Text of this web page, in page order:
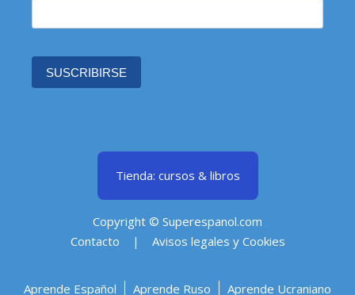
SUSCRIBIRSE
Tienda: cursos & libros
Copyright © Superespanol.com
Contacto | Avisos legales y Cookies
Aprende Español Aprende Ruso Aprende Ucraniano